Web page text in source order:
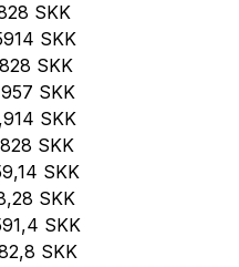
SKK
SKK
SKK
SKK
SKK
SKK
SKK
SKK
SKK
SKK